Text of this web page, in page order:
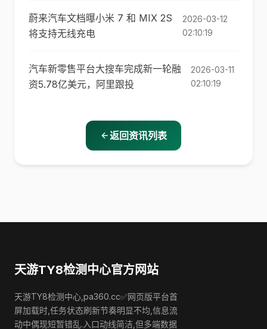
蔚来汽车文档曝小米 7 和 MIX 2S
将支持无线充电
2026-03-12
02:10:19
汽车新零售平台大搜车完成新一轮融
资5.78亿美元，阿里跟投
2026-03-11
02:10:19
返回资讯列表
天游TY8检测中心官方网站
天游TY8检测中心,pa360.cc✅网页版平台首
屏加载时,任务状态刷新节奏明显不均,信息流
动中偶现短暂错乱.入口动线简洁,但多端数据